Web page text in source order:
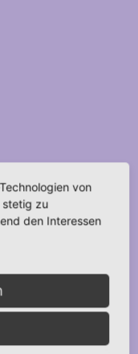
von
stetig zu
den Interessen